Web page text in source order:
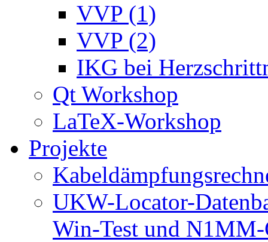
VVP (1)
VVP (2)
IKG bei
Qt Workshop
LaTeX-Workshop
Projekte
UKW-Locator-
Win-Test und